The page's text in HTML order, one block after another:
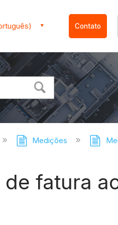
Contato
Medições
fatura